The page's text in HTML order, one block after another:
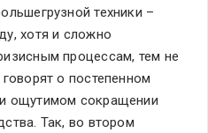
техники –
хотя и сложно
процессам, тем не
о постепенном
ощутимом сокращении
Так, во втором